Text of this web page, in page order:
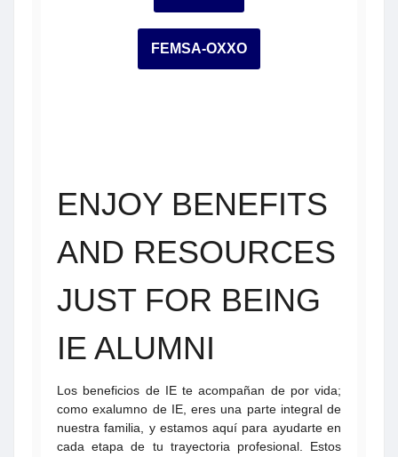
FEMSA-OXXO
ENJOY BENEFITS
AND RESOURCES
JUST FOR BEING
IE ALUMNI
Los beneficios de IE te acompañan de por vida;
como exalumno de IE, eres una parte integral de
nuestra familia, y estamos aquí para ayudarte en
cada etapa de tu trayectoria profesional. Estos